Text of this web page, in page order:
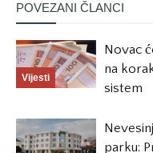
POVEZANI ČLANCI
Vijesti
Novac
na
sistem
parku: